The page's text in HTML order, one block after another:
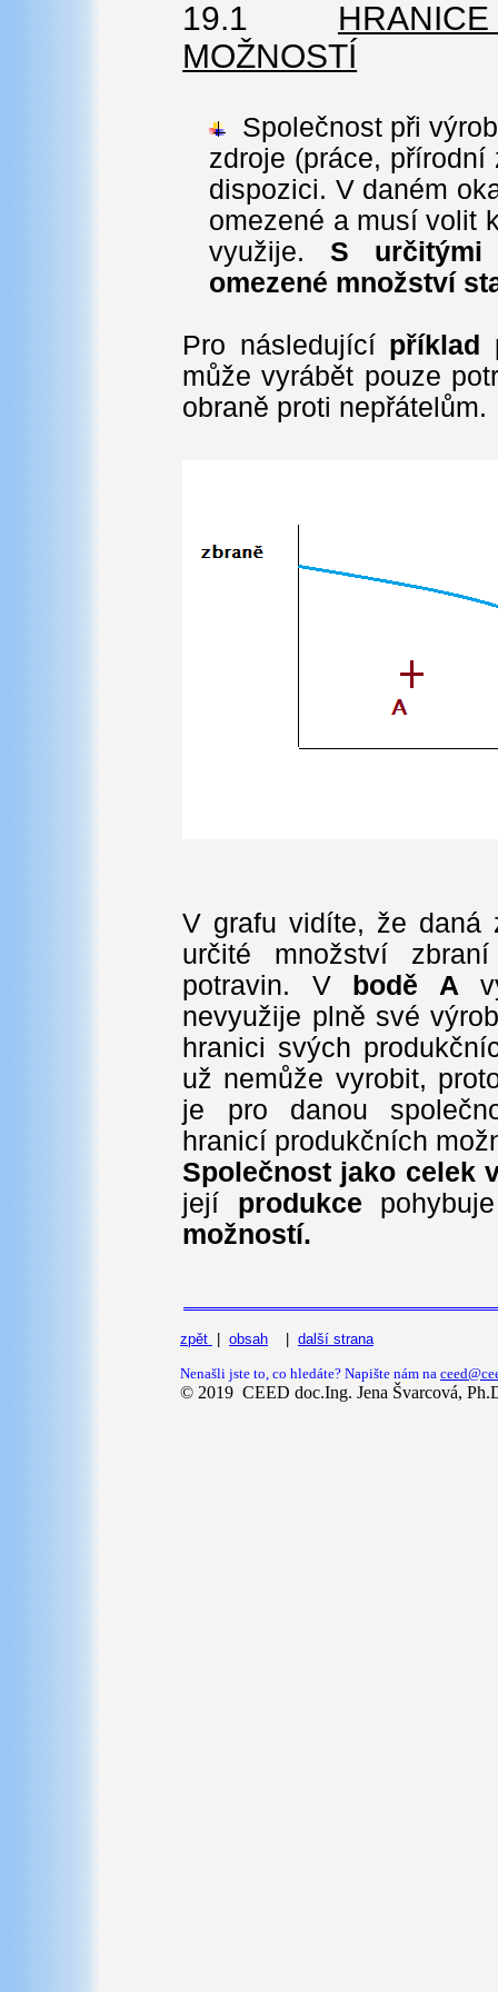
19.1
MOŽNOSTÍ
Společnost při
zdroje (práce,
dispozici. V daném
omezené a musí volit
využije.S
omezené množství
Pro následující příklad
může vyrábět pouze
obraně proti nepřátelům.
V grafu vidíte, že daná
určité množství
potravin. V
bodě A
nevyužije plně své
hranici svých
už nemůže vyrobit,
je pro danou
hranicí produkčních
Společnost jako celek
její produkce
možností.
zpět obsah další strana
Nenašli jste to, co hledáte? Napište nám na
© 2019 CEED doc.Ing. Jena Švarcová,